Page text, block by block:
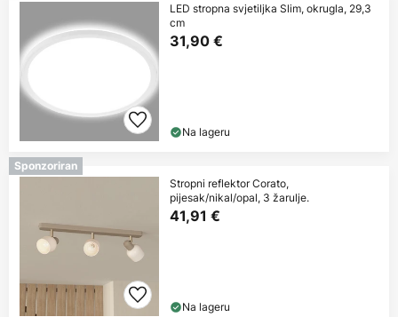
LED stropna svjetiljka Slim, okrugla, 29,3
cm
31,90 €
Na lageru
Sponzoriran
Stropni reflektor Corato,
pijesak/nikal/opal, 3 žarulje.
41,91 €
Na lageru